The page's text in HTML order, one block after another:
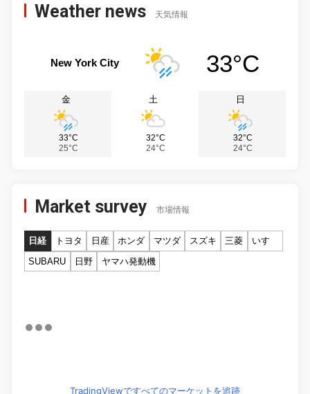
Weather news 天気情報
New York City 33°C
金
33°C
25°C
土
32°C
24°C
日
32°C
24°C
Market survey 市場情報
日経 トヨタ 日産 ホンダ マツダ スズキ 三菱
いすゞ
SUBARU
日野 ヤマハ発動機
TradingViewですべてのマーケットを追跡